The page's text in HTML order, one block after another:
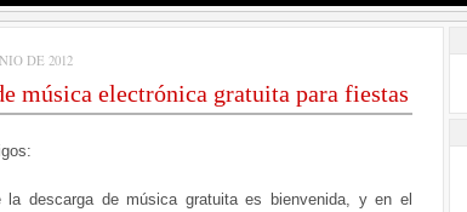
DE 2012
música electrónica gratuita para fiestas
la descarga de música gratuita es bienvenida, y en el